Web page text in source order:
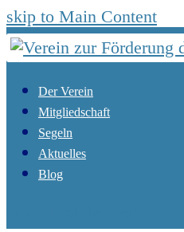
skip to Main Content
Der Verein
Mitgliedschaft
Segeln
Aktuelles
Blog